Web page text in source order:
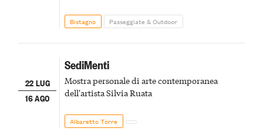
Bistagno Passeggiate & Outdoor
22 LUG
16 AGO
SediMenti
Mostra personale di arte contemporanea
dell'artista Silvia Ruata
Albaretto Torre